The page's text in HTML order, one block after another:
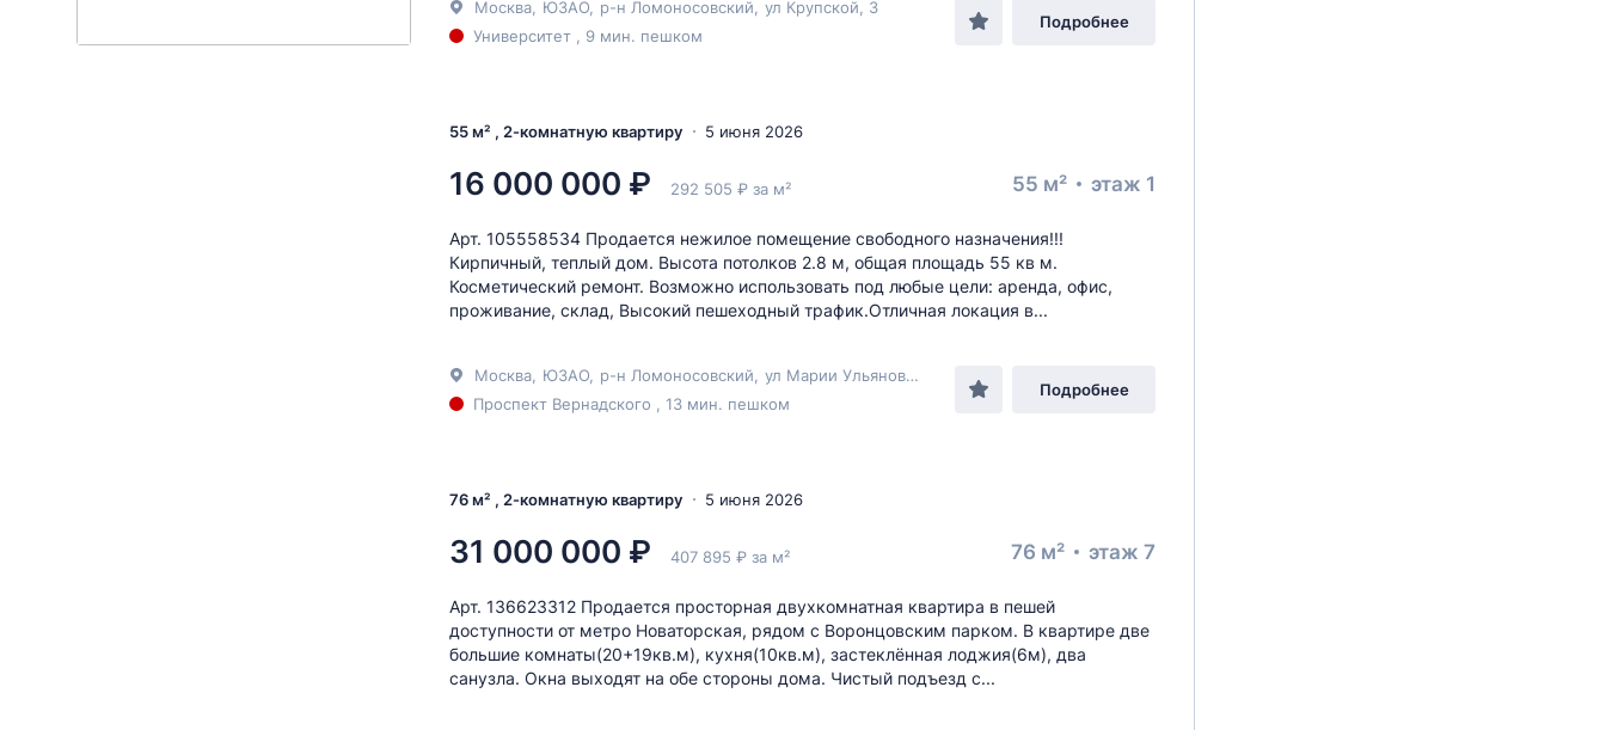
Москва ЮЗАО р-н Ломоносовский ул Крупской , 3
Университет , 9 мин. пешком
Подробнее
55 м² , 2-комнатную квартиру 5 июня 2026
16 000 000 ₽ 292 505 ₽ за м² 55 м² этаж 1
Арт. 105558534 Продается нежилое помещение свободного назначения!!!
Кирпичный, теплый дом. Высота потолков 2.8 м, общая площадь 55 кв м.
Косметический ремонт. Возможно использовать под любые цели: аренда, офис,
проживание, склад, Высокий пешеходный трафик.Отличная локация в...
Москва ЮЗАО р-н Ломоносовский ул Марии Ульяновой
Проспект Вернадского , 13 мин. пешком
Подробнее
76 м² , 2-комнатную квартиру 5 июня 2026
31 000 000 ₽ 407 895 ₽ за м² 76 м² этаж 7
Арт. 136623312 Продается просторная двухкомнатная квартира в пешей
доступности от метро Новаторская, рядом с Воронцовским парком. В квартире две
большие комнаты(20+19кв.м), кухня(10кв.м), застеклённая лоджия(6м), два
санузла. Окна выходят на обе стороны дома. Чистый подъезд с...